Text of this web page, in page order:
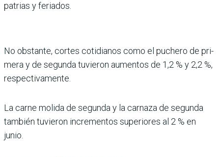
patrias y feriados.
No obstante, cortes cotidia­nos como el puchero de pri­
mera y de segunda tuvieron aumentos de 1,2 % y 2,2 %,
respectivamente.
La carne molida de segunda y la carnaza de segunda
tam­bién tuvieron incrementos superiores al 2 % en
junio.